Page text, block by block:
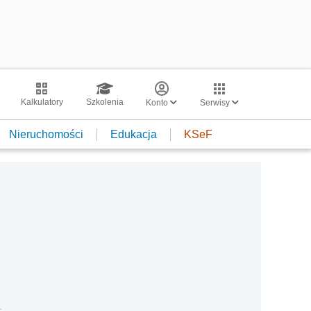
Kalkulatory Szkolenia Konto Serwisy
Nieruchomości Edukacja KSeF